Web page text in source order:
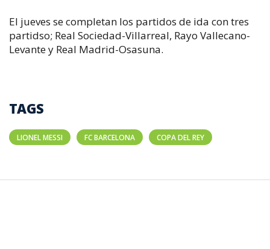
El jueves se completan los partidos de ida con tres
partidso; Real Sociedad-Villarreal, Rayo Vallecano-
Levante y Real Madrid-Osasuna.
TAGS
LIONEL MESSI FC BARCELONA COPA DEL REY